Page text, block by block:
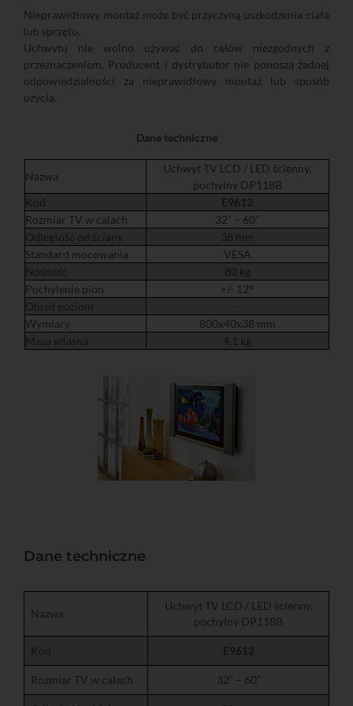
Nieprawidłowy montaż może być przyczyną uszkodzenia ciała
lub sprzętu.
Uchwytu nie wolno używać do celów niezgodnych z
przeznaczeniem. Producent i dystrybutor nie ponoszą żadnej
odpowiedzialności za nieprawidłowy montaż lub sposób
użycia.
Dane techniczne
Nazwa
Uchwyt TV LCD / LED ścienny,
pochylny DP118B
Kod
E9612
Rozmiar TV w calach
32” – 60”
Odległość od ściany
38 mm
Standard mocowania
VESA
Nośność
80 kg
Pochylenie pion
+/- 12°
Obrót poziom
Wymiary
800x40x38 mm
Masa własna
4,1 kg
Dane techniczne
Nazwa
Uchwyt TV LCD / LED ścienny,
pochylny DP118B
Kod E9612
Rozmiar TV w calach 32” – 60”